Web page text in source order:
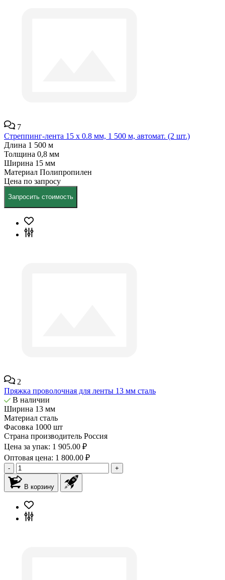
7
Стреппинг-лента 15 х 0.8 мм, 1 500 м, автомат. (2 шт.)
Длина 1 500 м
Толщина 0,8 мм
Ширина 15 мм
Материал Полипропилен
Цена по запросу
Запросить стоимость
2
Пряжка проволочная для ленты 13 мм сталь
В наличии
Ширина 13 мм
Материал сталь
Фасовка 1000 шт
Страна производитель Россия
Цена за упак: 1 905.00 ₽
Оптовая цена: 1 800.00 ₽
- +
В корзину